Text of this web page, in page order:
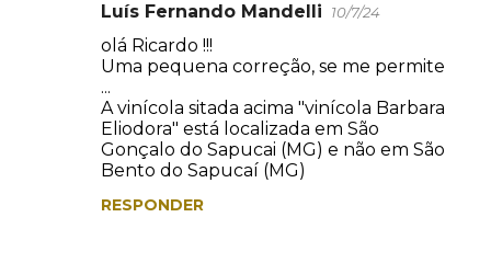
Luís Fernando Mandelli 10/7/24
olá Ricardo !!!
Uma pequena correção, se me permite
...
A vinícola sitada acima "vinícola Barbara
Eliodora" está localizada em São
Gonçalo do Sapucai (MG) e não em São
Bento do Sapucaí (MG)
RESPONDER